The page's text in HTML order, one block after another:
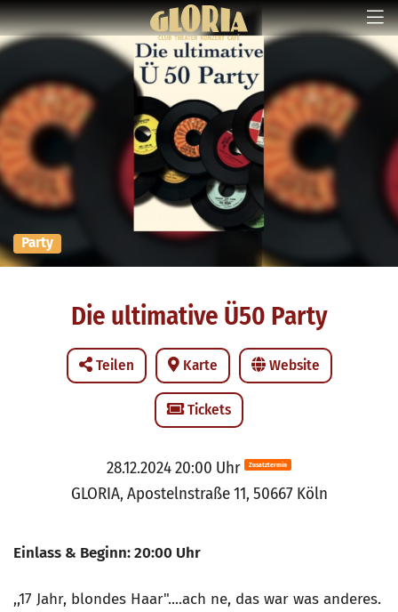
Party
Die ultimative Ü50 Party
Teilen Karte Website
Tickets
28.12.2024 20:00 Uhr Zusatztermin
GLORIA, Apostelnstraße 11, 50667 Köln
Einlass & Beginn: 20:00 Uhr
,,17 Jahr, blondes Haar"....ach ne, das war was anderes.